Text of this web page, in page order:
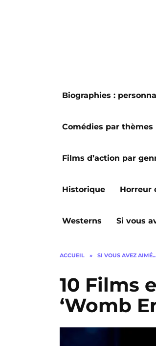
Biographies :
Comédies par thèmes
Films d’action par
Historique Horreur
Westerns Si vous
ACCUEIL » SI VOUS AVEZ
10 Films
‘Womb